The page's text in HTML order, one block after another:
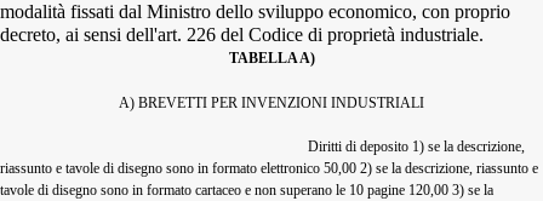
modalità fissati dal Ministro dello sviluppo economico, con proprio
decreto, ai sensi dell'art. 226 del Codice di proprietà industriale.
TABELLA A)
A) BREVETTI PER INVENZIONI INDUSTRIALI
Diritti di deposito 1) se la descrizione,
riassunto e tavole di disegno sono in formato elettronico 50,00 2) se la descrizione, riassunto e
tavole di disegno sono in formato cartaceo e non superano le 10 pagine 120,00 3) se la